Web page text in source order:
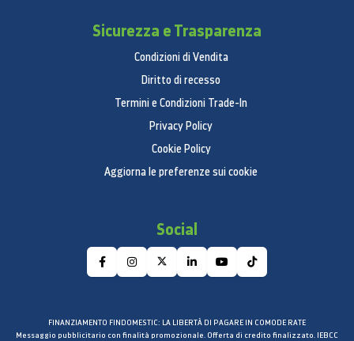
Sicurezza e Trasparenza
Condizioni di Vendita
Diritto di recesso
Termini e Condizioni Trade-In
Privacy Policy
Cookie Policy
Aggiorna le preferenze sui cookie
Social
FINANZIAMENTO FINDOMESTIC: LA LIBERTÀ DI PAGARE IN COMODE RATE
Messaggio pubblicitario con finalità promozionale. Offerta di credito finalizzato. IEBCC